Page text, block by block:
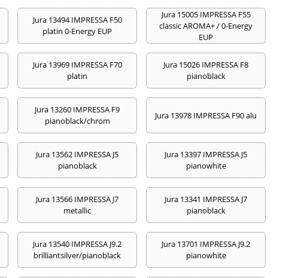
Jura 13494 IMPRESSA F50
platin 0-Energy EUP
Jura 15005 IMPRESSA F55
classic AROMA+ / 0-Energy
EUP
Jura 13969 IMPRESSA F70
platin
Jura 15026 IMPRESSA F8
pianoblack
Jura 13260 IMPRESSA F9
pianoblack/chrom
Jura 13978 IMPRESSA F90 alu
Jura 13562 IMPRESSA J5
pianoblack
Jura 13397 IMPRESSA J5
pianowhite
Jura 13566 IMPRESSA J7
metallic
Jura 13341 IMPRESSA J7
pianoblack
Jura 13540 IMPRESSA J9.2
brilliantsilver/pianoblack
Jura 13701 IMPRESSA J9.2
pianowhite